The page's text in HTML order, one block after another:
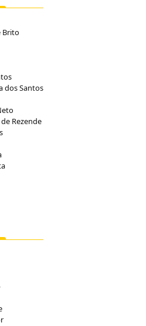
Brito
dos Santos
Rezende